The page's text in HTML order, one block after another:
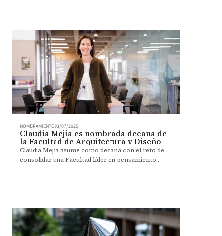
NOMBRAMIENTO03/07/2025
Claudia Mejía es nombrada decana de
la Facultad de Arquitectura y Diseño
Claudia Mejía asume como decana con el reto de
consolidar una Facultad líder en pensamiento